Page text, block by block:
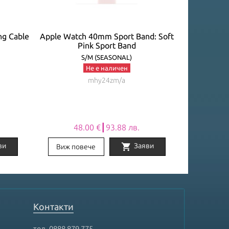
Cable
Apple Watch 40mm Sport Band: Soft
Pink Sport Band
S/M (SEASONAL)
Не е наличен
mhy24zm/a
48.00 €┃93.88 лв.
Виж повече shopping_cart Заяви
Контакти